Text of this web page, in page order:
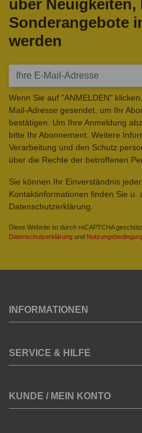
über Neuigkeiten,
Sonderangebote
werden
Wenn Sie auf "ANMELDEN"
Mail-Adresse gesendet, um Ihr
bestätigen. Um Ihre Anmeldung
bitte Ihr Abonnement. Weitere
Verarbeitung und den Schutz
über die Rechte der betroffenen
Sie können Ihr Einverständnis
Kontaktinformationen finden Sie u.
Datenschutzerklärung.
Diese Website ist durch reCAPTCHA
Datenschutzerklärung und
INFORMATIONEN
SERVICE & HILFE
KUNDE / MEIN KONTO